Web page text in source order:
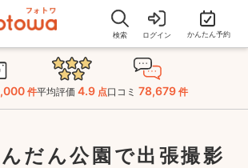
検索 ログイン かんたん予約
件平均評価 4.9 点口コミ 78,679 件
だん公園で出張撮影